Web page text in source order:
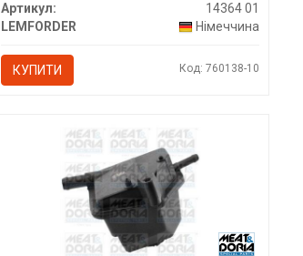
Артикул:
14364 01
LEMFORDER
Німеччина
КУПИТИ Код: 760138-10